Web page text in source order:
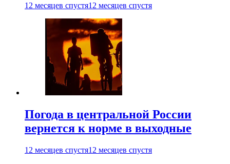
12 месяцев спустя12 месяцев спустя
Погода в центральной России
вернется к норме в выходные
12 месяцев спустя12 месяцев спустя